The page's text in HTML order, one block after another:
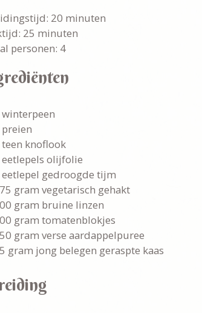
20 minuten
25 minuten
personen: 4
winterpeen
preien
teen knoflook
eetlepels olijfolie
eetlepel gedroogde tijm
gram vegetarisch gehakt
gram bruine linzen
gram tomatenblokjes
gram verse aardappelpuree
gram jong belegen geraspte kaas